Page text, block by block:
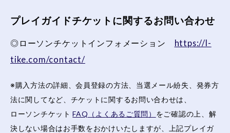
プレイガイドチケットに関するお問い合わせ
◎ローソンチケットインフォメーション https://l-
tike.com/contact/
※購入方法の詳細、会員登録の方法、当選メール紛失、発券方
法に関してなど、チケットに関するお問い合わせは、
ローソンチケットFAQ（よくあるご質問） をご確認の上、解
決しない場合はお手数をおかけいたしますが、上記プレイガ